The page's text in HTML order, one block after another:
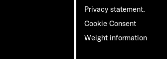
Privacy statement.
Cookie Consent
Weight information